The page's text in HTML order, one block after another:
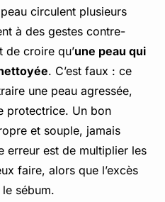
circulent plusieurs
à des gestes contre-
de croire qu’une peau qui
. C’est faux : ce
une peau agressée,
protectrice. Un bon
et souple, jamais
erreur est de multiplier les
faire, alors que l’excès
sébum.